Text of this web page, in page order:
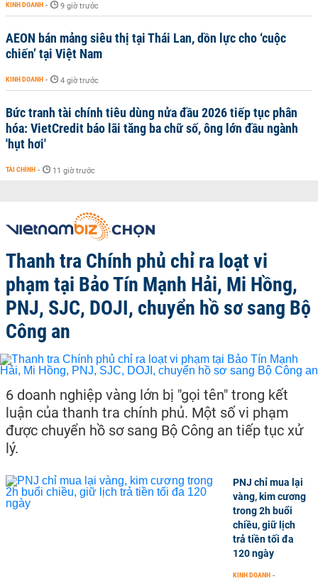
KINH DOANH - 9 giờ trước
AEON bán mảng siêu thị tại Thái Lan, dồn lực cho ‘cuộc
chiến’ tại Việt Nam
KINH DOANH - 4 giờ trước
Bức tranh tài chính tiêu dùng nửa đầu 2026 tiếp tục phân
hóa: VietCredit báo lãi tăng ba chữ số, ông lớn đầu ngành
'hụt hơi'
TÀI CHÍNH - 11 giờ trước
Thanh tra Chính phủ chỉ ra loạt vi
phạm tại Bảo Tín Mạnh Hải, Mi Hồng,
PNJ, SJC, DOJI, chuyển hồ sơ sang Bộ
Công an
6 doanh nghiệp vàng lớn bị "gọi tên" trong kết
luận của thanh tra chính phủ. Một số vi phạm
được chuyển hồ sơ sang Bộ Công an tiếp tục xử
lý.
PNJ chỉ mua lại
vàng, kim cương
trong 2h buổi
chiều, giữ lịch
trả tiền tối đa
120 ngày
KINH DOANH -